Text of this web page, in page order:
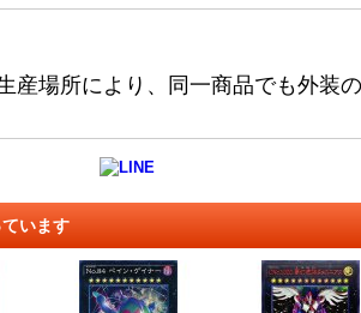
産場所により、同一商品でも外装
います